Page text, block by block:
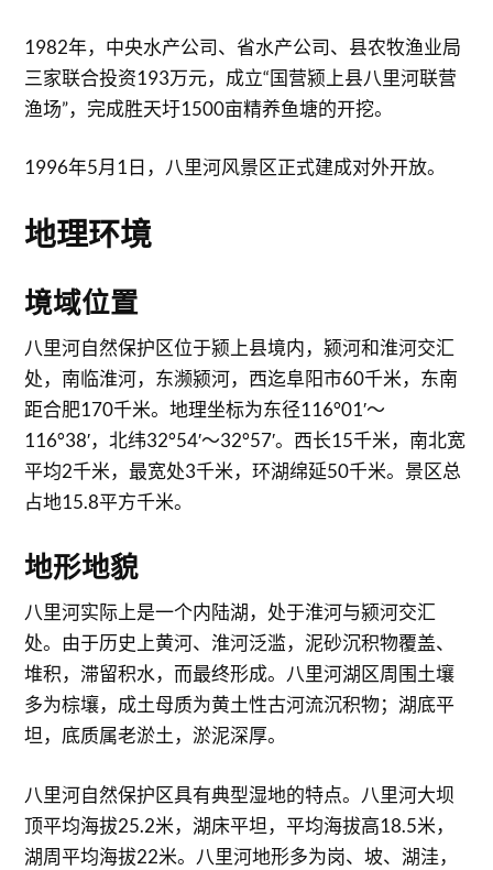
1982年，中央水产公司、省水产公司、县农牧渔业局
三家联合投资193万元，成立“国营颍上县八里河联营
渔场”，完成胜天圩1500亩精养鱼塘的开挖。
1996年5月1日，八里河风景区正式建成对外开放。
地理环境
境域位置
八里河自然保护区位于颍上县境内，颍河和淮河交汇
处，南临淮河，东濒颍河，西迄阜阳市60千米，东南
距合肥170千米。地理坐标为东径116°01′～
116°38′，北纬32°54′～32°57′。西长15千米，南北宽
平均2千米，最宽处3千米，环湖绵延50千米。景区总
占地15.8平方千米。
地形地貌
八里河实际上是一个内陆湖，处于淮河与颍河交汇
处。由于历史上黄河、淮河泛滥，泥砂沉积物覆盖、
堆积，滞留积水，而最终形成。八里河湖区周围土壤
多为棕壤，成土母质为黄土性古河流沉积物；湖底平
坦，底质属老淤土，淤泥深厚。
八里河自然保护区具有典型湿地的特点。八里河大坝
顶平均海拔25.2米，湖床平坦，平均海拔高18.5米，
湖周平均海拔22米。八里河地形多为岗、坡、湖洼，